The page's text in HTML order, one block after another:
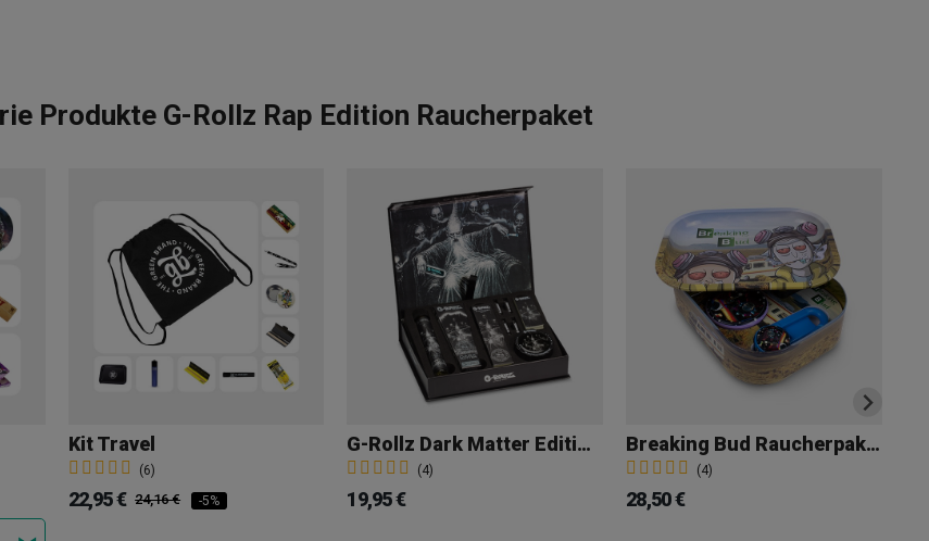
Produkte G-Rollz Rap Edition Raucherpaket
Kit Travel
(6)
22,95 € 24,16 € -5%
G-Rollz Dark Matter Edition Raucher-Set
(4)
19,95 €
Breaking Bud Raucherpaket
(4)
28,50 €